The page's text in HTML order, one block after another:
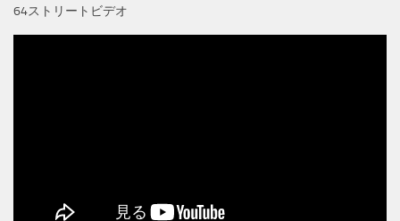
64ストリートビデオ